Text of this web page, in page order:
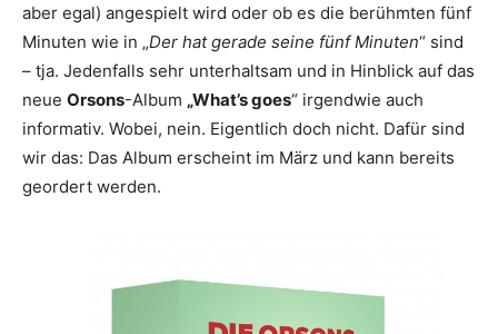
aber egal) angespielt wird oder ob es die berühmten fünf
Minuten wie in „Der hat gerade seine fünf Minuten“ sind
– tja. Jedenfalls sehr unterhaltsam und in Hinblick auf das
neue Orsons-Album „What’s goes“ irgendwie auch
informativ. Wobei, nein. Eigentlich doch nicht. Dafür sind
wir das: Das Album erscheint im März und kann bereits
geordert werden.